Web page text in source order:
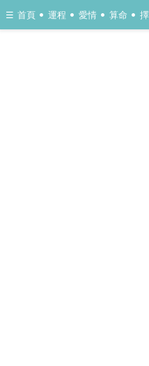
☰ 首頁 • 運程 • 愛情 • 算命 •